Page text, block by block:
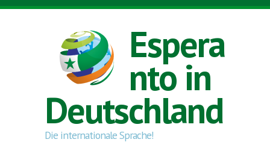
Direkt zum Inhalt
Espera
nto in
Deutschland
Die internationale Sprache!